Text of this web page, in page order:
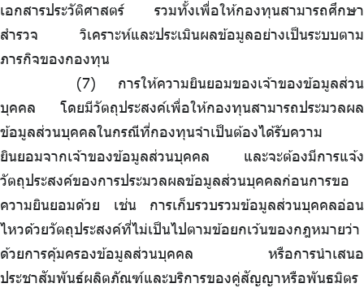
เอกสารประวัติศาสตร์ รวมทั้งเพื่อให้กองทุนสามารถศึกษา
สำรวจ วิเคราะห์และประเมินผลข้อมูลอย่างเป็นระบบตาม
ภารกิจของกองทุน
การให้ความยินยอมของเจ้าของข้อมูลส่วน
บุคคล โดยมีวัตถุประสงค์เพื่อให้กองทุนสามารถประมวลผล
ข้อมูลส่วนบุคคลในกรณีที่กองทุนจำเป็นต้องได้รับความ
ยินยอมจากเจ้าของข้อมูลส่วนบุคคล และจะต้องมีการแจ้ง
วัตถุประสงค์ของการประมวลผลข้อมูลส่วนบุคคลก่อนการขอ
ความยินยอมด้วย เช่น การเก็บรวบรวมข้อมูลส่วนบุคคลอ่อน
ไหวด้วยวัตถุประสงค์ที่ไม่เป็นไปตามข้อยกเว้นของกฎหมายว่า
ด้วยการคุ้มครองข้อมูลส่วนบุคคล หรือการนำเสนอ
ประชาสัมพันธ์ผลิตภัณฑ์และบริการของคู่สัญญาหรือพันธมิตร